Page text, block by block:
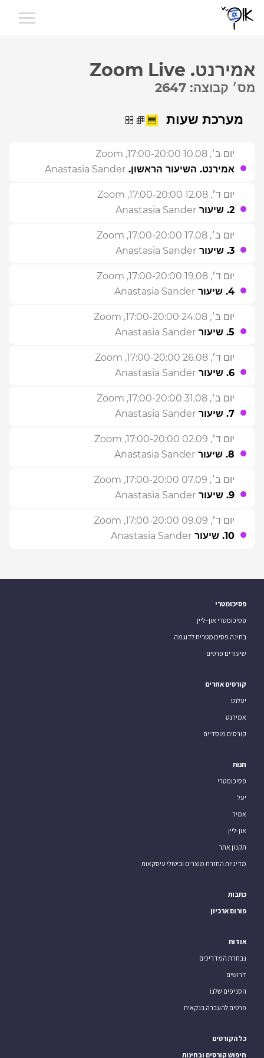
אמירנט. Zoom Live
מס׳ קבוצה: 2647
מערכת שעות
יום ב׳, 10.08 17:00-20:00
, Zoom
אמירנט. השיעור הראשון. Anastasia Sander
יום ד׳, 12.08 17:00-20:00
, Zoom
2. שיעור
Anastasia Sander
יום ב׳, 17.08 17:00-20:00
, Zoom
3. שיעור
Anastasia Sander
יום ד׳, 19.08 17:00-20:00
, Zoom
4. שיעור
Anastasia Sander
יום ב׳, 24.08 17:00-20:00
, Zoom
5. שיעור
Anastasia Sander
יום ד׳, 26.08 17:00-20:00
, Zoom
6. שיעור
Anastasia Sander
יום ב׳, 31.08 17:00-20:00
, Zoom
7. שיעור
Anastasia Sander
יום ד׳, 02.09 17:00-20:00
, Zoom
8. שיעור
Anastasia Sander
יום ב׳, 07.09 17:00-20:00
, Zoom
9. שיעור
Anastasia Sander
יום ד׳, 09.09 17:00-20:00
, Zoom
10. שיעור
Anastasia Sander
פסיכומטרי
פסיכומטרי און–ליין
בחינה פסיכומטרית לדוגמה
שיעורים פרטים
קורסים אחרים
יעלנט
אמירנט
קורסים מוסדיים
חנות
פסיכומטרי
יעל
אמיר
און-ליין
תקנון אתר
מדיניות החזרת מוצרים וביטולי עיסקאות
כתבות
פורום ארכיון
אודות
נבחרת המדריכים
דרושים
הסניפים שלנו
פרטים להעברה בנקאית
כל הקורסים
חיפוש קורסים ובחינות